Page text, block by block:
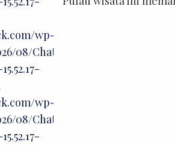
wp-
08/ChatGPT-
wp-
08/ChatGPT-